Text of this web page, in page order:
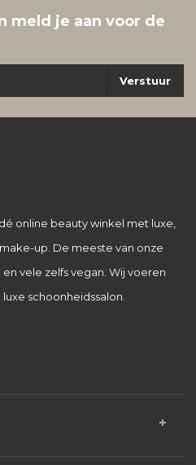
meld je aan voor de
Verstuur
online beauty winkel met luxe,
up. De meeste van onze
vele zelfs vegan. Wij voeren
schoonheidssalon.